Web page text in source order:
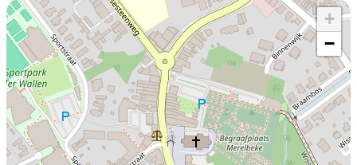
+
−